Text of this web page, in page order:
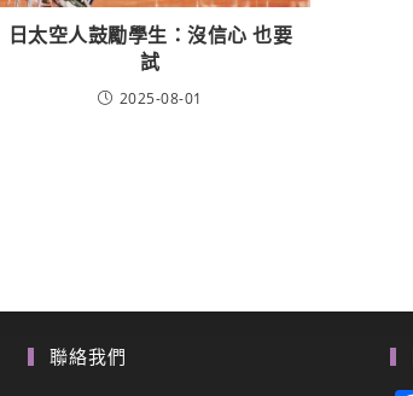
日太空人鼓勵學生：沒信心 也要
試
2025-08-01
聯絡我們